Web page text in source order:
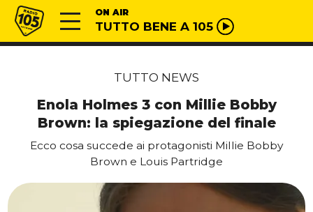
Vai al contenuto
Radio 105 ON AIR
TUTTO BENE A 105
TUTTO NEWS
Enola Holmes 3 con Millie Bobby
Brown: la spiegazione del finale
Ecco cosa succede ai protagonisti Millie Bobby
Brown e Louis Partridge